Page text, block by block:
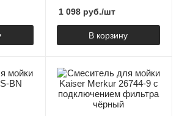
1 098руб./шт
В корзину